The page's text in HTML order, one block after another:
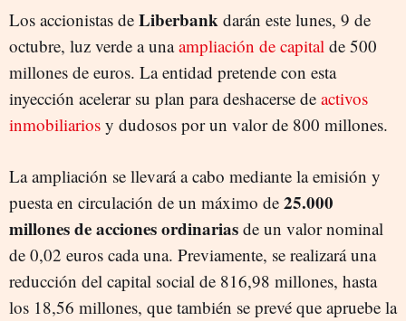
Los accionistas de Liberbank darán este lunes, 9 de
octubre, luz verde a unaampliación de capital de 500
millones de euros. La entidad pretende con esta
inyección acelerar su plan para deshacerse de activos
inmobiliarios y dudosos por un valor de 800 millones.
La ampliación se llevará a cabo mediante la emisión y
puesta en circulación de un máximo de 25.000
millones de acciones ordinarias de un valor nominal
de 0,02 euros cada una. Previamente, se realizará una
reducción del capital social de 816,98 millones, hasta
los 18,56 millones, que también se prevé que apruebe la